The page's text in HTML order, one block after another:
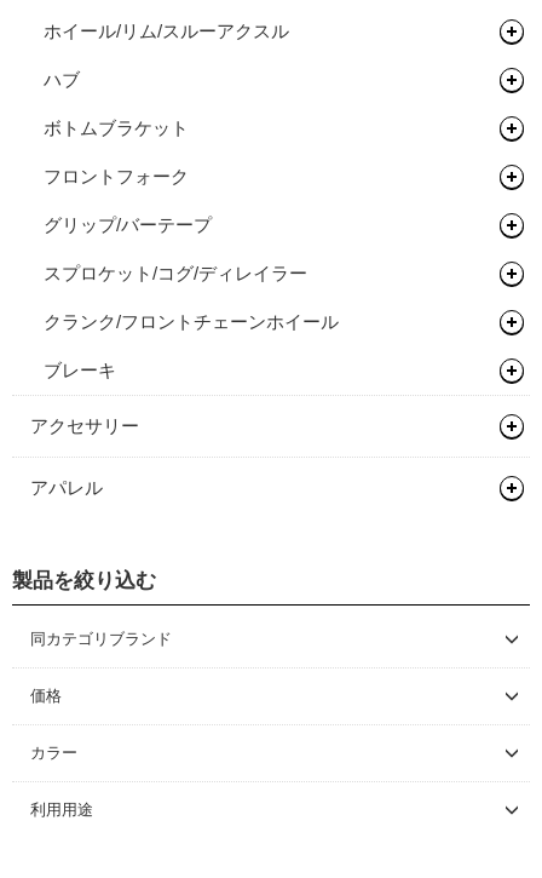
ホイール/リム/スルーアクスル
完組ホイール
リム
リムテープ/チューブレステープ
リムセメント
バルブ/チューブレスバルブ
スルーアクスル
チューブラーテープ
ハブ
フロントハブ
リアハブ
関連パーツ
ボトムブラケット
ネジ切りタイプ
関連パーツ
フロントフォーク
リジットフォーク
サスペンションフォーク
グリップ/バーテープ
グリップ
バーテープ
スプロケット/コグ/ディレイラー
シングルコグ
チェーンテンショナー
クランク/フロントチェーンホイール
チェーンリング
ブレーキ
ディスクロ―ター
アクセサリー
バッグ類
バイクパッキング/アクセサリー
パニアバッグ
その他バッグ
輪行袋
ハードケース
ボトル/ケージ/アダプター類
フェンダー
キャリア
ワークスタンド/ディスプレイスタンド
ワークスタンド
関連アイテム
サイクルトレーナー
関連アイテム
ケミカル
ライト/サイクルコンピューター
アパレル
ロードバイク
マウンテンバイク/BMX
グラベルバイク/シクロクロス
トライアスロン/タイムトライアル
シューズ
ロードバイク
マウンテンバイク/BMX
シューズアクセサリー
サイクルウェア
レインウェア
サイクルウェア（ウィメンズ）
グローブ/ソックス
ソックス
アームカバー
キャップ/ビーニー
製品を絞り込む
同カテゴリブランド
CONTINENTAL
DMR BIKES
STAN’S
価格
～ \5,000
\5,001 ～ 10,000
\10,001 ～ 20,000
カラー
ブラック
利用用途